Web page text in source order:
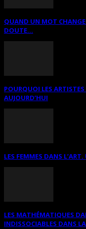
QUAND UN MOT CHANGE
DOUTE...
POURQUOI LES
AUJOURD’HUI
LES FEMMES DANS
LES MATHÉMATIQUES
INDISSOCIABLES DANS